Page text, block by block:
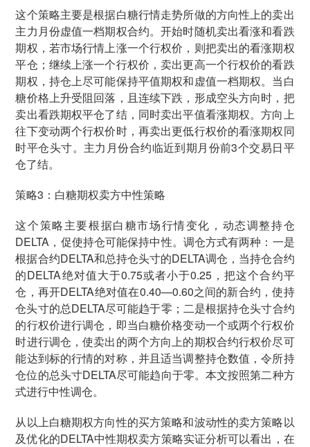
这个策略主要是根据白糖行情走势所做的方向性上的卖出
主力月份虚值一档期权合约。开始时随机卖出看涨和看跌
期权，若市场行情上涨一个行权价，则把卖出的看涨期权
平仓；继续上涨一个行权价，卖出更高一个行权价的看跌
期权，持仓上尽可能保持平值期权和虚值一档期权。当白
糖价格上升受阻回落，且连续下跌，形成空头方向时，把
卖出看跌期权平仓了结，同时卖出平值看涨期权。方向上
往下变动两个行权价时，再卖出更低行权价的看涨期权同
时平仓头寸。主力月份合约临近到期月份前3个交易日平
仓了结。
策略3：白糖期权卖方中性策略
这个策略主要根据白糖市场行情变化，动态调整持仓
DELTA，促使持仓可能保持中性。调仓方式有两种：一是
根据合约DELTA和总持仓头寸的DELTA调仓，当持仓合约
的DELTA绝对值大于0.75或者小于0.25，把这个合约平
仓，再开DELTA绝对值在0.40—0.60之间的新合约，使持
仓头寸的总DELTA尽可能趋于零；二是根据持仓头寸合约
的行权价进行调仓，即当白糖价格变动一个或两个行权价
时进行调仓，使卖出的两个方向上的期权合约行权价尽可
能达到标的行情的对称，并且适当调整持仓数值，令所持
仓位的总头寸DELTA尽可能趋向于零。本文按照第二种方
式进行中性调仓。
从以上白糖期权方向性的买方策略和波动性的卖方策略以
及优化的DELTA中性期权卖方策略实证分析可以看出，在